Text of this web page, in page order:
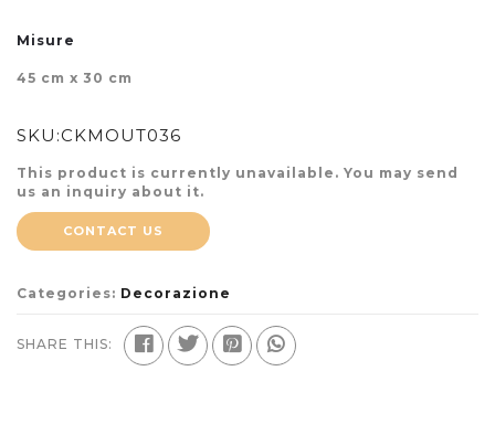
Misure
45 cm x 30 cm
SKU:CKMOUT036
This product is currently unavailable. You may send
us an inquiry about it.
CONTACT US
Categories: Decorazione
SHARE THIS: